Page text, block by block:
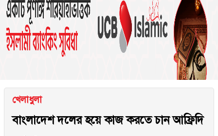
খেলাধুলা
বাংলাদেশ দলের হয়ে কাজ করতে চান আফ্রিদি